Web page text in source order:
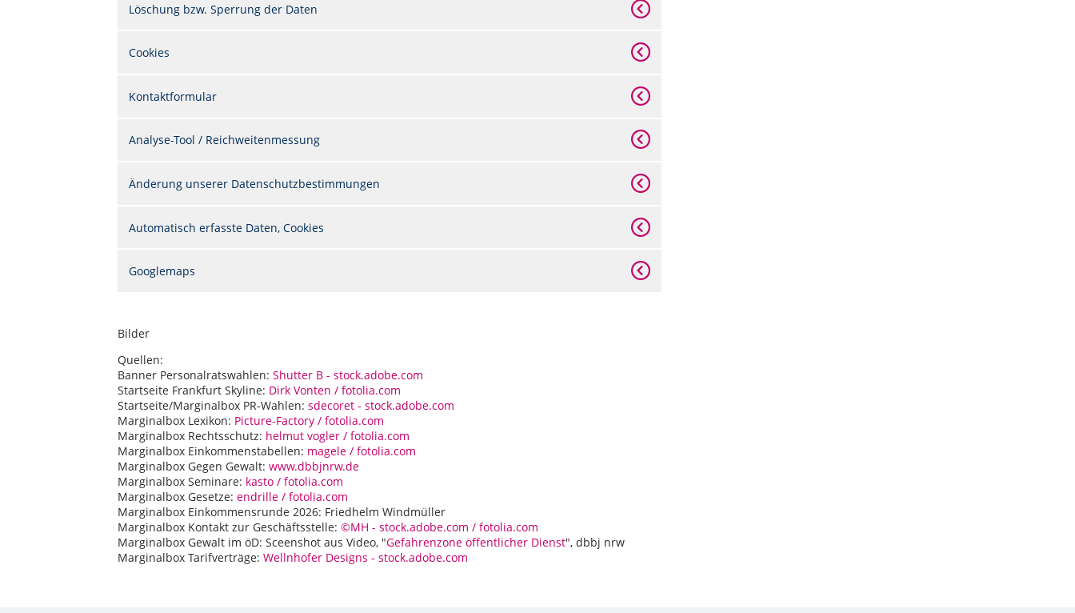
Löschung bzw. Sperrung der Daten
Cookies
Kontaktformular
Analyse-Tool / Reichweitenmessung
Änderung unserer Datenschutzbestimmungen
Automatisch erfasste Daten, Cookies
Googlemaps
Bilder
Quellen:
Banner Personalratswahlen: Shutter B - stock.adobe.com
Startseite Frankfurt Skyline: Dirk Vonten / fotolia.com
Startseite/Marginalbox PR-Wahlen: sdecoret - stock.adobe.com
Marginalbox Lexikon: Picture-Factory / fotolia.com
Marginalbox Rechtsschutz: helmut vogler / fotolia.com
Marginalbox Einkommenstabellen: magele / fotolia.com
Marginalbox Gegen Gewalt: www.dbbjnrw.de
Marginalbox Seminare: kasto / fotolia.com
Marginalbox Gesetze: endrille / fotolia.com
Marginalbox Einkommensrunde 2026: Friedhelm Windmüller
Marginalbox Kontakt zur Geschäftsstelle: ©MH - stock.adobe.com / fotolia.com
Marginalbox Gewalt im öD: Sceenshot aus Video, "Gefahrenzone öffentlicher Dienst", dbbj nrw
Marginalbox Tarifverträge: Wellnhofer Designs - stock.adobe.com